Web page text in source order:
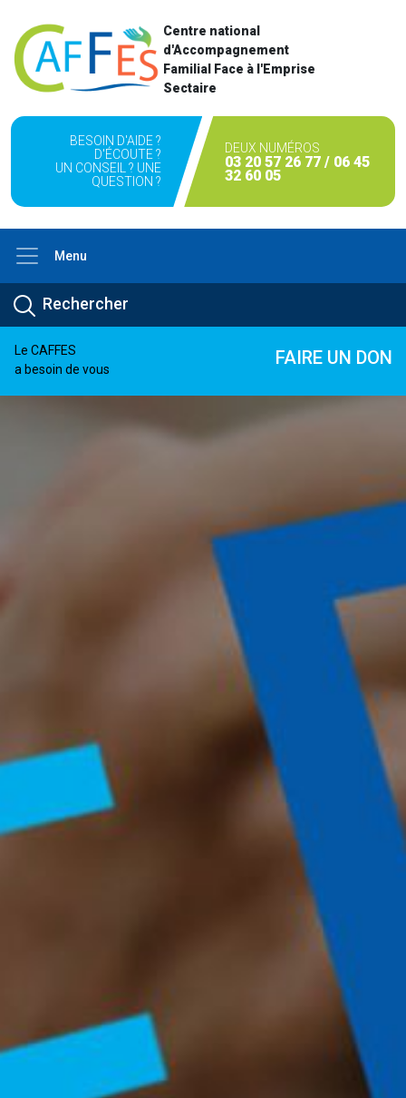
Centre national
d'Accompagnement
Familial Face à l'Emprise
Sectaire
BESOIN D'AIDE ?
D'ÉCOUTE ?
UN CONSEIL ? UNE
QUESTION ?
DEUX NUMÉROS
03 20 57 26 77 / 06 45
32 60 05
Menu
Le CAFFES
a besoin de vous
FAIRE UN DON